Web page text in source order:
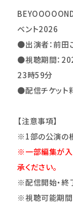
ベント2026
●出演者：前田
●視聴期間：
23時59分
●配信チケット
【注意事項】
※1部の公演の
※一部編集が入
承ください。
※配信開始・終
※視聴可能期間